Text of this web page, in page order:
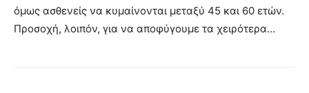
όμως ασθενείς να κυμαίνονται μεταξύ 45 και 60 ετών.
Προσοχή, λοιπόν, για να αποφύγουμε τα χειρότερα…